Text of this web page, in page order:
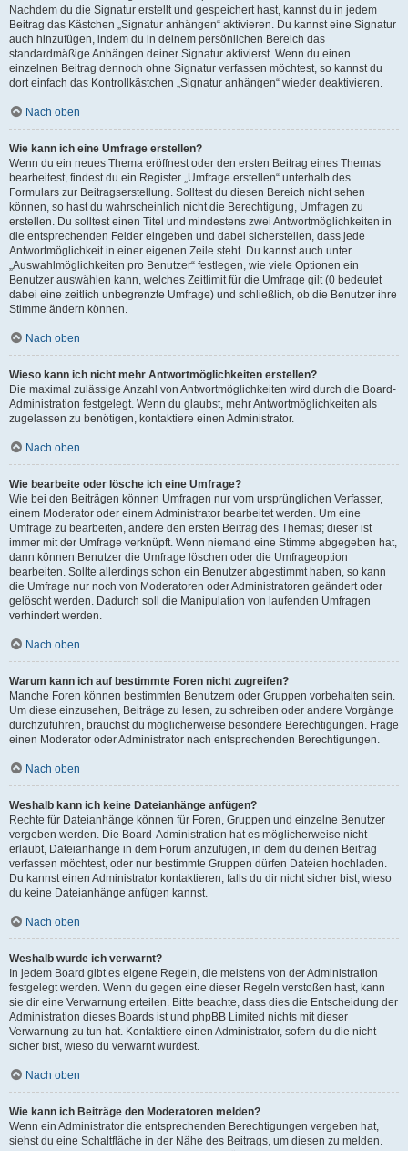
Nachdem du die Signatur erstellt und gespeichert hast, kannst du in jedem
Beitrag das Kästchen „Signatur anhängen“ aktivieren. Du kannst eine Signatur
auch hinzufügen, indem du in deinem persönlichen Bereich das
standardmäßige Anhängen deiner Signatur aktivierst. Wenn du einen
einzelnen Beitrag dennoch ohne Signatur verfassen möchtest, so kannst du
dort einfach das Kontrollkästchen „Signatur anhängen“ wieder deaktivieren.
Nach oben
Wie kann ich eine Umfrage erstellen?
Wenn du ein neues Thema eröffnest oder den ersten Beitrag eines Themas
bearbeitest, findest du ein Register „Umfrage erstellen“ unterhalb des
Formulars zur Beitragserstellung. Solltest du diesen Bereich nicht sehen
können, so hast du wahrscheinlich nicht die Berechtigung, Umfragen zu
erstellen. Du solltest einen Titel und mindestens zwei Antwortmöglichkeiten in
die entsprechenden Felder eingeben und dabei sicherstellen, dass jede
Antwortmöglichkeit in einer eigenen Zeile steht. Du kannst auch unter
„Auswahlmöglichkeiten pro Benutzer“ festlegen, wie viele Optionen ein
Benutzer auswählen kann, welches Zeitlimit für die Umfrage gilt (0 bedeutet
dabei eine zeitlich unbegrenzte Umfrage) und schließlich, ob die Benutzer ihre
Stimme ändern können.
Nach oben
Wieso kann ich nicht mehr Antwortmöglichkeiten erstellen?
Die maximal zulässige Anzahl von Antwortmöglichkeiten wird durch die Board-
Administration festgelegt. Wenn du glaubst, mehr Antwortmöglichkeiten als
zugelassen zu benötigen, kontaktiere einen Administrator.
Nach oben
Wie bearbeite oder lösche ich eine Umfrage?
Wie bei den Beiträgen können Umfragen nur vom ursprünglichen Verfasser,
einem Moderator oder einem Administrator bearbeitet werden. Um eine
Umfrage zu bearbeiten, ändere den ersten Beitrag des Themas; dieser ist
immer mit der Umfrage verknüpft. Wenn niemand eine Stimme abgegeben hat,
dann können Benutzer die Umfrage löschen oder die Umfrageoption
bearbeiten. Sollte allerdings schon ein Benutzer abgestimmt haben, so kann
die Umfrage nur noch von Moderatoren oder Administratoren geändert oder
gelöscht werden. Dadurch soll die Manipulation von laufenden Umfragen
verhindert werden.
Nach oben
Warum kann ich auf bestimmte Foren nicht zugreifen?
Manche Foren können bestimmten Benutzern oder Gruppen vorbehalten sein.
Um diese einzusehen, Beiträge zu lesen, zu schreiben oder andere Vorgänge
durchzuführen, brauchst du möglicherweise besondere Berechtigungen. Frage
einen Moderator oder Administrator nach entsprechenden Berechtigungen.
Nach oben
Weshalb kann ich keine Dateianhänge anfügen?
Rechte für Dateianhänge können für Foren, Gruppen und einzelne Benutzer
vergeben werden. Die Board-Administration hat es möglicherweise nicht
erlaubt, Dateianhänge in dem Forum anzufügen, in dem du deinen Beitrag
verfassen möchtest, oder nur bestimmte Gruppen dürfen Dateien hochladen.
Du kannst einen Administrator kontaktieren, falls du dir nicht sicher bist, wieso
du keine Dateianhänge anfügen kannst.
Nach oben
Weshalb wurde ich verwarnt?
In jedem Board gibt es eigene Regeln, die meistens von der Administration
festgelegt werden. Wenn du gegen eine dieser Regeln verstoßen hast, kann
sie dir eine Verwarnung erteilen. Bitte beachte, dass dies die Entscheidung der
Administration dieses Boards ist und phpBB Limited nichts mit dieser
Verwarnung zu tun hat. Kontaktiere einen Administrator, sofern du die nicht
sicher bist, wieso du verwarnt wurdest.
Nach oben
Wie kann ich Beiträge den Moderatoren melden?
Wenn ein Administrator die entsprechenden Berechtigungen vergeben hat,
siehst du eine Schaltfläche in der Nähe des Beitrags, um diesen zu melden.